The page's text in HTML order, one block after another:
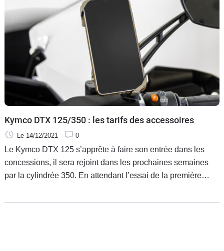
Kymco DTX 125/350 : les tarifs des accessoires
Le 14/12/2021 0
Le Kymco DTX 125 s’apprête à faire son entrée dans les
concessions, il sera rejoint dans les prochaines semaines
par la cylindrée 350. En attendant l’essai de la première
colonnes, la firme taïwanaise dresse la liste des premiers